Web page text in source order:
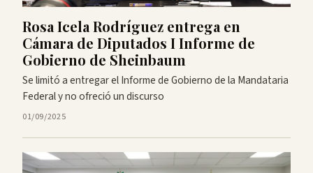
Rosa Icela Rodríguez entrega en
Cámara de Diputados I Informe de
Gobierno de Sheinbaum
Se limitó a entregar el Informe de Gobierno de la Mandataria
Federal y no ofreció un discurso
01/09/2025